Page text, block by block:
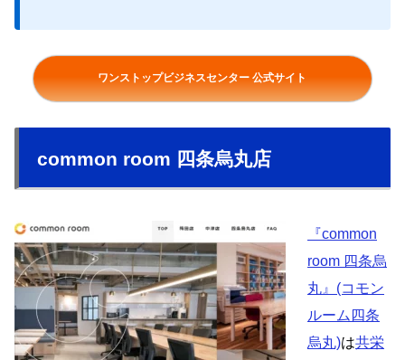
ワンストップビジネスセンター 公式サイト
common room 四条烏丸店
『common
room 四条烏
丸』(コモン
ルーム四条
烏丸)は共栄